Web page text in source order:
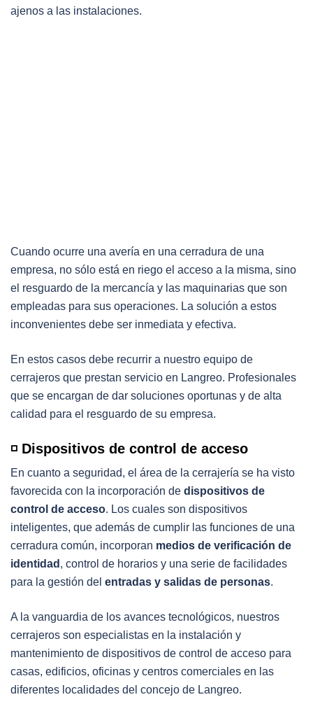
ajenos a las instalaciones.
Cuando ocurre una avería en una cerradura de una
empresa, no sólo está en riego el acceso a la misma, sino
el resguardo de la mercancía y las maquinarias que son
empleadas para sus operaciones. La solución a estos
inconvenientes debe ser inmediata y efectiva.
En estos casos debe recurrir a nuestro equipo de
cerrajeros que prestan servicio en Langreo. Profesionales
que se encargan de dar soluciones oportunas y de alta
calidad para el resguardo de su empresa.
◽️ Dispositivos de control de acceso
En cuanto a seguridad, el área de la cerrajería se ha visto
favorecida con la incorporación de dispositivos de
control de acceso. Los cuales son dispositivos
inteligentes, que además de cumplir las funciones de una
cerradura común, incorporan medios de verificación de
identidad , control de horarios y una serie de facilidades
para la gestión del entradas y salidas de personas.
A la vanguardia de los avances tecnológicos, nuestros
cerrajeros son especialistas en la instalación y
mantenimiento de dispositivos de control de acceso para
casas, edificios, oficinas y centros comerciales en las
diferentes localidades del concejo de Langreo.